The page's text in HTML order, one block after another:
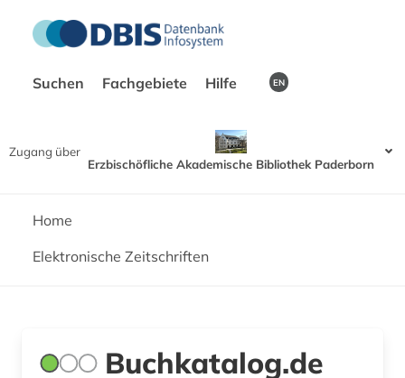
Suchen Fachgebiete Hilfe EN
Zugang über
Erzbischöfliche Akademische Bibliothek Paderborn
Home
Elektronische Zeitschriften
Buchkatalog.de